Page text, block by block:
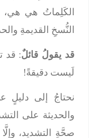
الكَلِماتُ هي هي،
النُّسخِ القديمةِ
قد يقولُ قائلٌ: قد
لَيست دقيقةً!
نحتاجُ إلى دليلٍ
والحديثة على
صحَّةِ التشديد،